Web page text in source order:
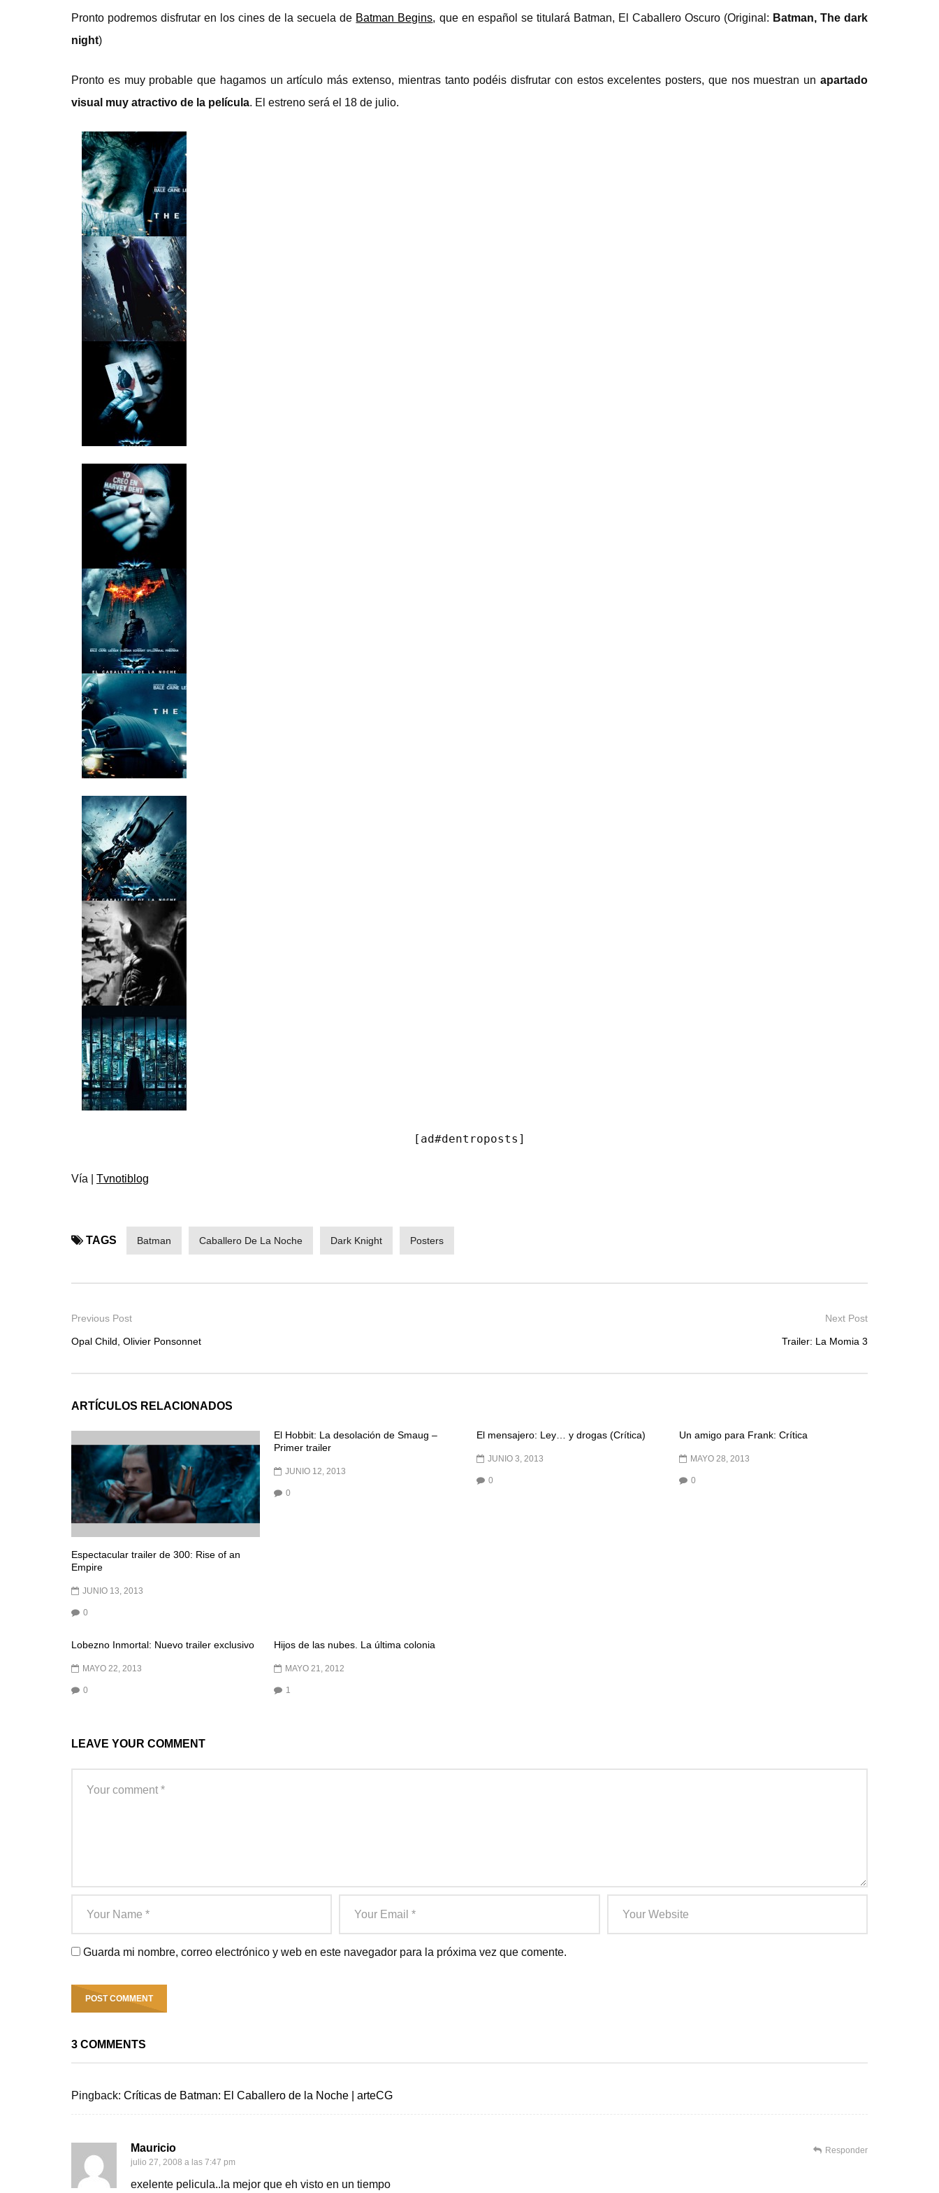
Pronto podremos disfrutar en los cines de la secuela de Batman Begins, que en español se titulará Batman, El Caballero Oscuro (Original: Batman, The dark
night)
Pronto es muy probable que hagamos un artículo más extenso, mientras tanto podéis disfrutar con estos excelentes posters, que nos muestran un apartado
visual muy atractivo de la película. El estreno será el 18 de julio.
[ad#dentroposts]
Vía | Tvnotiblog
TAGS Batman Caballero De La Noche Dark Knight Posters
Previous Post
Opal Child, Olivier Ponsonnet
Next Post
Trailer: La Momia 3
ARTÍCULOS RELACIONADOS
Espectacular trailer de 300: Rise of an
Empire
JUNIO 13, 2013
0
El Hobbit: La desolación de Smaug –
Primer trailer
JUNIO 12, 2013
0
El mensajero: Ley… y drogas (Crítica)
JUNIO 3, 2013
0
Un amigo para Frank: Crítica
MAYO 28, 2013
0
Lobezno Inmortal: Nuevo trailer exclusivo
MAYO 22, 2013
0
Hijos de las nubes. La última colonia
MAYO 21, 2012
1
LEAVE YOUR COMMENT
Guarda mi nombre, correo electrónico y web en este navegador para la próxima vez que comente.
3 COMMENTS
Pingback: Críticas de Batman: El Caballero de la Noche | arteCG
Mauricio
julio 27, 2008 a las 7:47 pm
exelente pelicula..la mejor que eh visto en un tiempo
Responder